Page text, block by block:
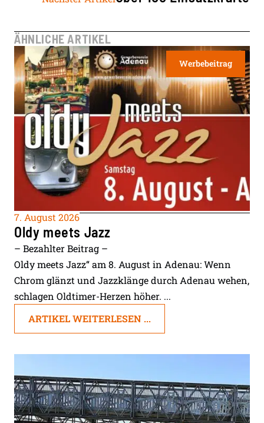
ÄHNLICHE ARTIKEL
Werbebeitrag
7. August 2026
Oldy meets Jazz
– Bezahlter Beitrag –
Oldy meets Jazz“ am 8. August in Adenau: Wenn
Chrom glänzt und Jazzklänge durch Adenau wehen,
schlagen Oldtimer-Herzen höher. ...
ARTIKEL WEITERLESEN ...